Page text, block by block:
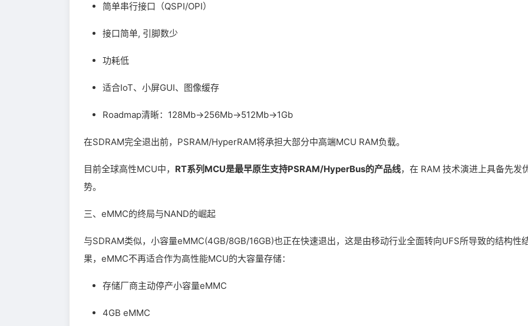
简单串行接口（QSPI/OPI）
接口简单, 引脚数少
功耗低
适合IoT、小屏GUI、图像缓存
Roadmap清晰：128Mb→256Mb→512Mb→1Gb
在SDRAM完全退出前，PSRAM/HyperRAM将承担大部分中高端MCU RAM负载。
目前全球高性MCU中， RT系列MCU是最早原生支持PSRAM/HyperBus的产品线，在 RAM 技术演进上具备先发
势。
三、eMMC的终局与NAND的崛起
与SDRAM类似，小容量eMMC(4GB/8GB/16GB)也正在快速退出，这是由移动行业全面转向UFS所导致的结构性
果，eMMC不再适合作为高性能MCU的大容量存储：
存储厂商主动停产小容量eMMC
4GB eMMC